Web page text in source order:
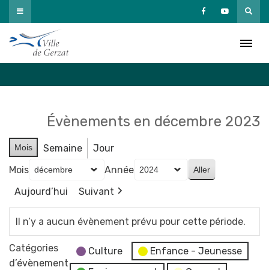
Passer
au
contenu
Évènements en décembre 2023
Mois Semaine
Jour
Mois
Année
Aujourd’hui
Suivant
Il n’y a aucun évènement prévu pour cette période.
Catégories
d’évènement
Culture
Enfance - Jeunesse